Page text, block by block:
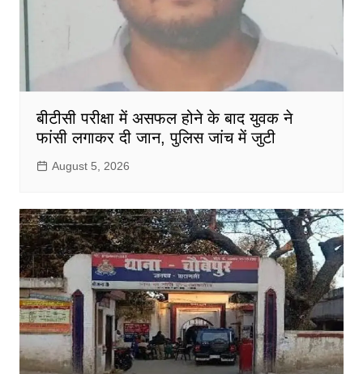
बीटीसी परीक्षा में असफल होने के बाद युवक ने
फांसी लगाकर दी जान, पुलिस जांच में जुटी
August 5, 2026